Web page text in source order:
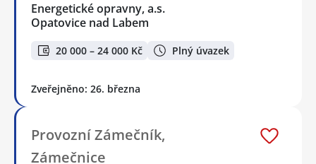
Energetické opravny, a.s.
Opatovice nad Labem
20 000 – 24 000 Kč Plný úvazek
Zveřejněno: 26. března
Provozní Zámečník,
Zámečnice